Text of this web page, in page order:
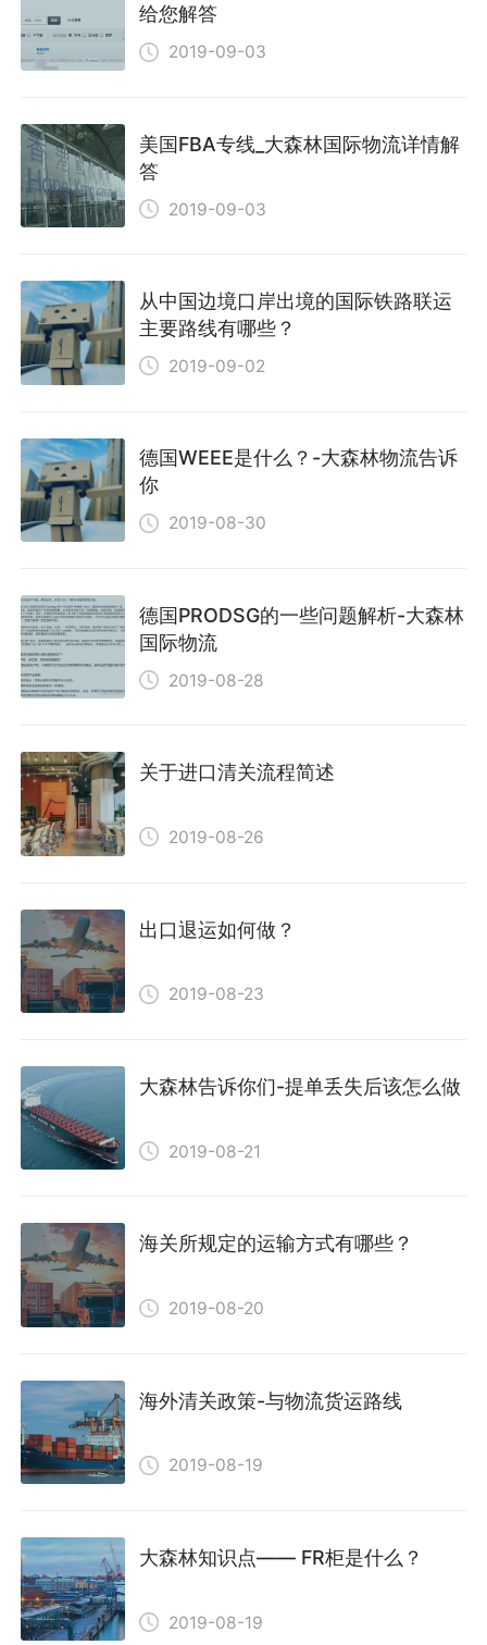
给您解答
2019-09-03
美国FBA专线_大森林国际物流详情解
答
2019-09-03
从中国边境口岸出境的国际铁路联运
主要路线有哪些？
2019-09-02
德国WEEE是什么？-大森林物流告诉
你
2019-08-30
德国PRODSG的一些问题解析-大森林
国际物流
2019-08-28
关于进口清关流程简述
2019-08-26
出口退运如何做？
2019-08-23
大森林告诉你们-提单丢失后该怎么做
2019-08-21
海关所规定的运输方式有哪些？
2019-08-20
海外清关政策-与物流货运路线
2019-08-19
大森林知识点—— FR柜是什么？
2019-08-19